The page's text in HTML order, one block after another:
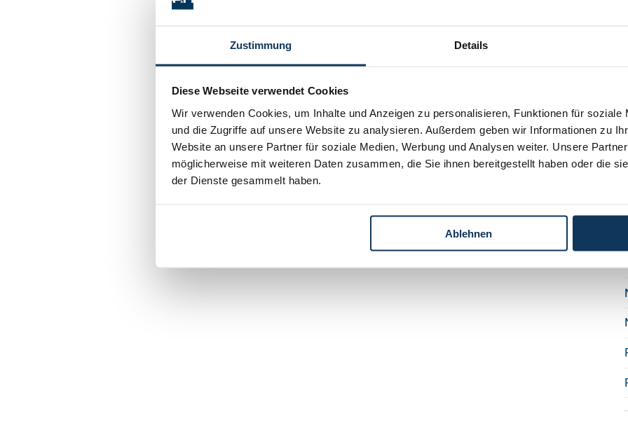
Zustimmung Details
Diese Webseite verwendet Cookies
Wir verwenden Cookies, um Inhalte und Anzeigen zu personalisieren, Funktionen für soziale
und die Zugriffe auf unsere Website zu analysieren. Außerdem geben wir Informationen zu
Website an unsere Partner für soziale Medien, Werbung und Analysen weiter. Unsere
möglicherweise mit weiteren Daten zusammen, die Sie ihnen bereitgestellt haben oder die
der Dienste gesammelt haben.
Ablehnen